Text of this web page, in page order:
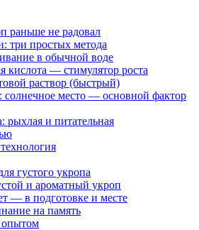
раньше не радовал
три простых метода
в обычной воде
— стимулятор роста
раствор (быстрый)
солнечное место — основной фактор
рыхлая и питательная
густого укропа
и ароматный укроп
— в подготовке и месте
на память
опытом